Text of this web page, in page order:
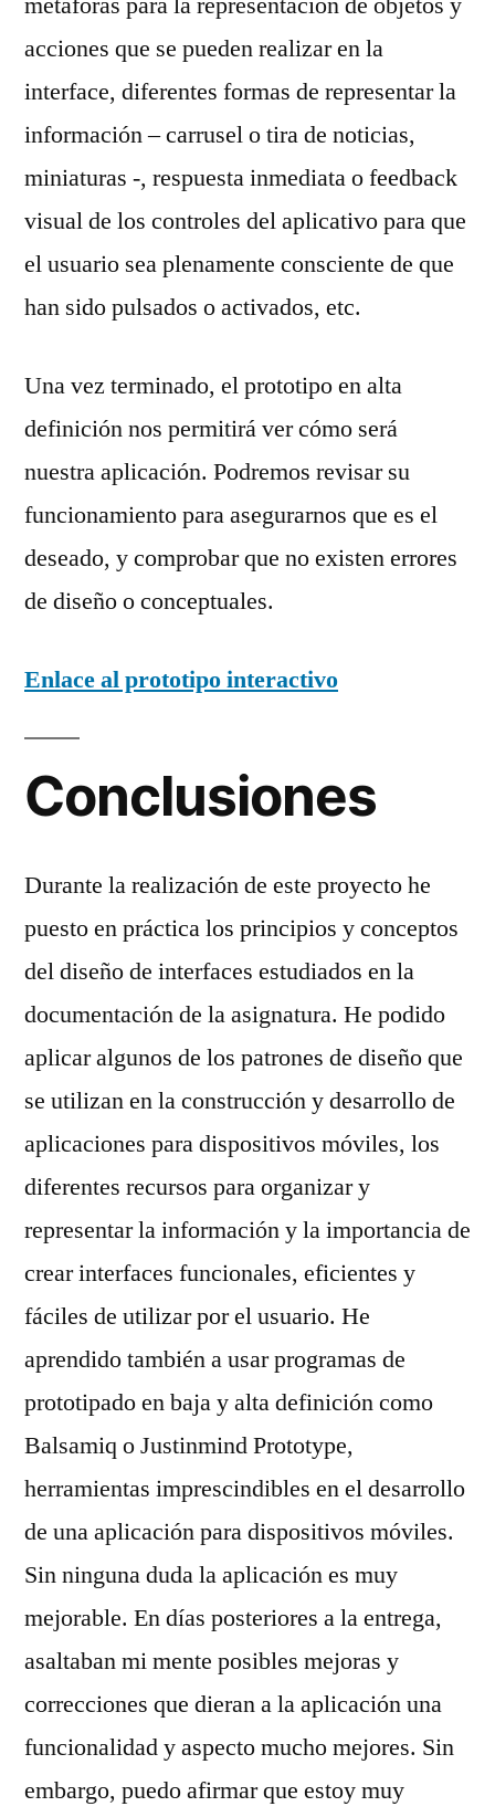
acciones que se pueden realizar en la
interface, diferentes formas de representar la
información – carrusel o tira de noticias,
miniaturas -, respuesta inmediata o feedback
visual de los controles del aplicativo para que
el usuario sea plenamente consciente de que
han sido pulsados o activados, etc.
Una vez terminado, el prototipo en alta
definición nos permitirá ver cómo será
nuestra aplicación. Podremos revisar su
funcionamiento para asegurarnos que es el
deseado, y comprobar que no existen errores
de diseño o conceptuales.
Enlace al prototipo interactivo
Conclusiones
Durante la realización de este proyecto he
puesto en práctica los principios y conceptos
del diseño de interfaces estudiados en la
documentación de la asignatura. He podido
aplicar algunos de los patrones de diseño que
se utilizan en la construcción y desarrollo de
aplicaciones para dispositivos móviles, los
diferentes recursos para organizar y
representar la información y la importancia de
crear interfaces funcionales, eficientes y
fáciles de utilizar por el usuario. He
aprendido también a usar programas de
prototipado en baja y alta definición como
Balsamiq o Justinmind Prototype,
herramientas imprescindibles en el desarrollo
de una aplicación para dispositivos móviles.
Sin ninguna duda la aplicación es muy
mejorable. En días posteriores a la entrega,
asaltaban mi mente posibles mejoras y
correcciones que dieran a la aplicación una
funcionalidad y aspecto mucho mejores. Sin
embargo, puedo afirmar que estoy muy